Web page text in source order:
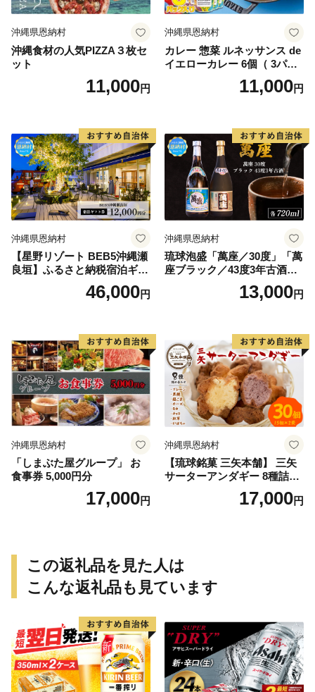
沖縄県恩納村
沖縄食材の人気PIZZA３枚セ
ット
11,000円
沖縄県恩納村
カレー 惣菜 ルネッサンス de
イエローカレー 6個（ 3パッ
ク × 2 ） セット｜ルネッサン
ス リゾート オキナワ11,000円
沖縄県恩納村
【星野リゾート BEB5沖縄瀬
良垣】ふるさと納税宿泊ギフ
46,000円
沖縄県恩納村
琉球泡盛「萬座／30度」「萬
座ブラック／43度3年古酒」
13,000円
沖縄県恩納村
「しまぶた屋グループ」 お
食事券 5,000円分
17,000円
沖縄県恩納村
【琉球銘菓 三矢本舗】 三矢
サーターアンダギー 8種詰め
合わせ(15個×2袋)17,000円
この返礼品を見た人は
こんな返礼品も見ています